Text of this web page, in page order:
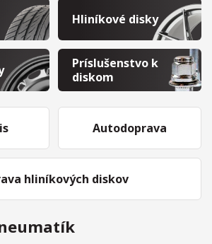
Hliníkové disky
Príslušenstvo k
diskom
hliníkových diskov
Autodoprava